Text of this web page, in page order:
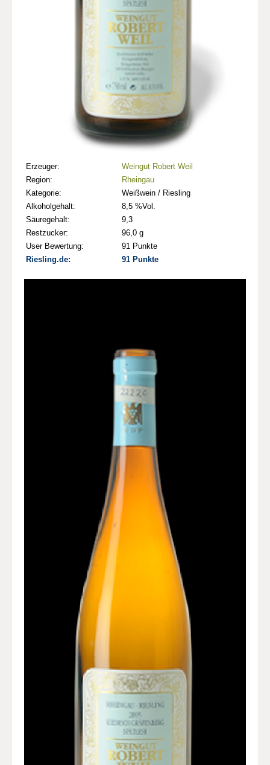
Erzeuger:
Weingut Robert Weil
Region:
Rheingau
Kategorie:
Weißwein / Riesling
Alkoholgehalt:
8,5 %Vol.
Säuregehalt:
9,3
Restzucker:
96,0 g
User Bewertung:
91 Punkte
Riesling.de:
91 Punkte